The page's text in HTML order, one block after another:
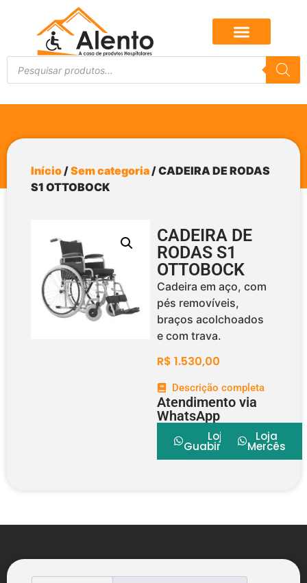
Início/Sem categoria/ CADEIRA DE RODAS
S1 OTTOBOCK
CADEIRA DE
RODAS S1
OTTOBOCK
Cadeira em aço, com
pés removíveis,
braços acolchoados
e com trava.
R$ 1.530,00
Descrição completa
Atendimento via
WhatsApp
Loja
Guabirotuba
Loja
Mercês